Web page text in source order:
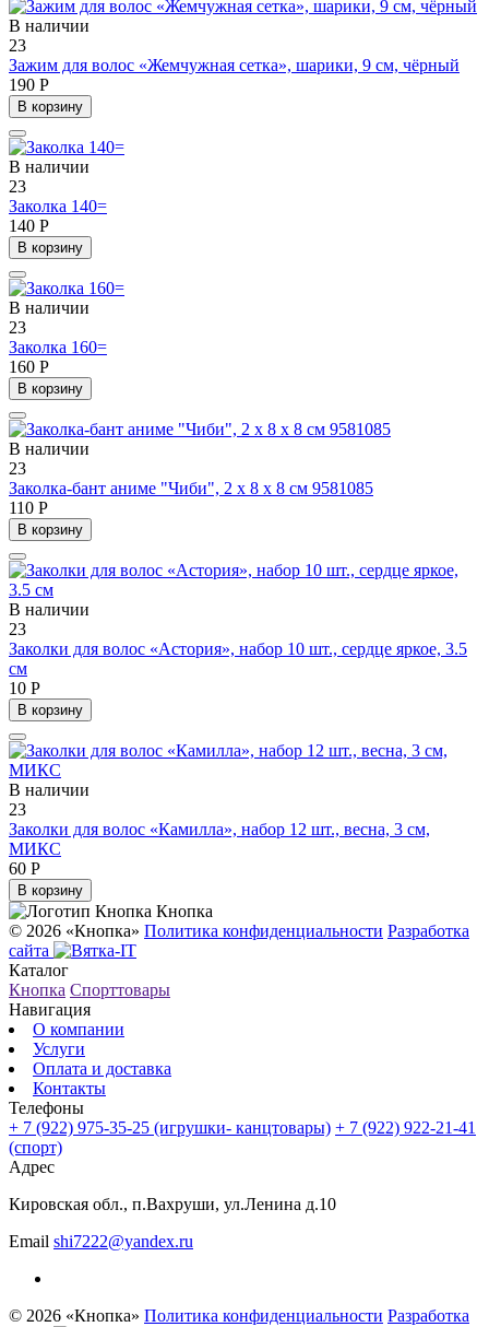
В наличии
23
Зажим для волос «Жемчужная сетка», шарики, 9 см, чёрный
190 Р
В корзину
В наличии
23
Заколка 140=
140 Р
В корзину
В наличии
23
Заколка 160=
160 Р
В корзину
В наличии
23
Заколка-бант аниме "Чиби", 2 х 8 х 8 см 9581085
110 Р
В корзину
В наличии
23
Заколки для волос «Астория», набор 10 шт., сердце яркое, 3.5
см
10 Р
В корзину
В наличии
23
Заколки для волос «Камилла», набор 12 шт., весна, 3 см,
МИКС
60 Р
В корзину
Кнопка
© 2026 «Кнопка» Политика конфиденциальности Разработка
сайта
Каталог
Кнопка Спорттовары
Навигация
О компании
Услуги
Оплата и доставка
Контакты
Телефоны
+ 7 (922) 975-35-25 (игрушки- канцтовары) + 7 (922) 922-21-41
(спорт)
Адрес
Кировская обл., п.Вахруши, ул.Ленина д.10
Email shi7222@yandex.ru
© 2026 «Кнопка» Политика конфиденциальности Разработка